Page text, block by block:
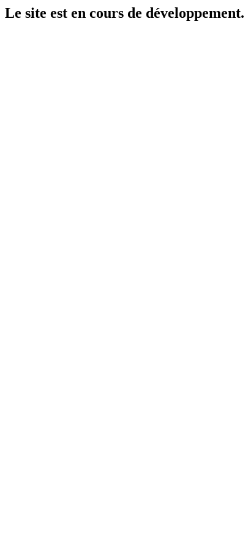
Le site est en cours de